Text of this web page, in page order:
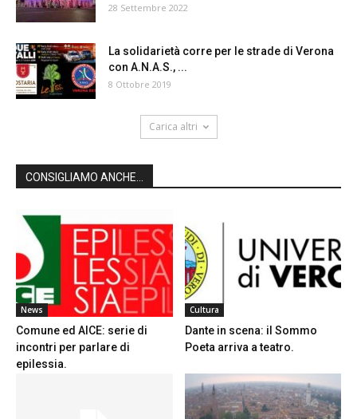
28 Settembre 2022
La solidarietà corre per le strade di Verona
con A.N.A.S., ...
8 Ottobre 2019
Carica altri
CONSIGLIAMO ANCHE...
News
Comune ed AICE: serie di
incontri per parlare di
epilessia.
Cultura
Dante in scena: il Sommo
Poeta arriva a teatro.